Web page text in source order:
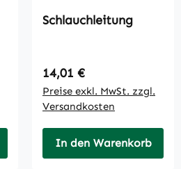
Schlauchleitung
Regulärer Preis:
14,01 €
Preise exkl. MwSt. zzgl.
Versandkosten
In den Warenkorb